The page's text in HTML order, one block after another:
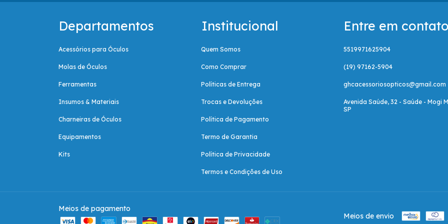
Departamentos
Acessórios para Óculos
Molas de Óculos
Ferramentas
Insumos & Materiais
Charneiras de Óculos
Equipamentos
Kits
Institucional
Quem Somos
Como Comprar
Políticas de Entrega
Trocas e Devoluções
Política de Pagamento
Termo de Garantia
Política de Privacidade
Termos e Condições de Uso
Entre em contato
5519971625904
(19) 97162-5904
ghcacessoriosopticos@gmail.com
Avenida Saúde, 32 - Saúde - Mogi
SP
Meios de pagamento
Meios de envio